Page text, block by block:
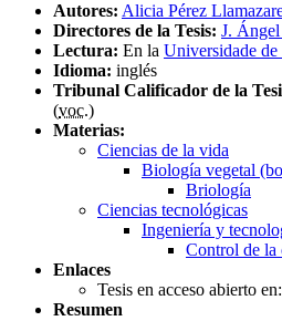
Autores: Alicia Pérez
Directores de la Tesis: J. Ángel
Lectura: En la Universidade de
Idioma: inglés
Tribunal Calificador de la
(voc.)
Materias:
Ciencias de la vida
Biología vegetal
Briología
Ciencias tecnológicas
Ingeniería y
Control de la
Enlaces
Tesis en acceso abierto en:
Resumen